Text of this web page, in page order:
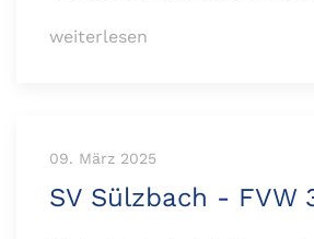
weiterlesen
09. März 2025
SV Sülzbach - FVW